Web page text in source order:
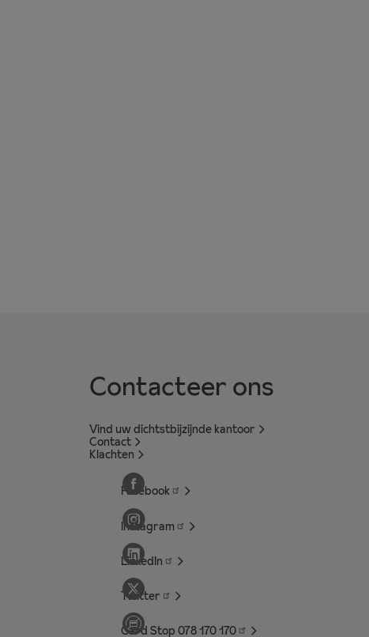
Contacteer ons
Vind uw dichtstbijzijnde kantoor
Contact
Klachten
Facebook
Instagram
LinkedIn
Twitter
Card Stop 078 170170